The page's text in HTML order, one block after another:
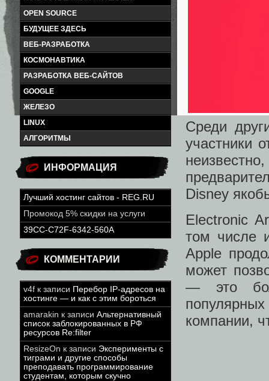
OPEN SOURCE
БУДУЩЕЕ ЗДЕСЬ
ВЕБ-РАЗРАБОТКА
КОСМОНАВТИКА
РАЗРАБОТКА ВЕБ-САЙТОВ
GOOGLE
ЖЕЛЕЗО
LINUX
АЛГОРИТМЫ
ИНФОРМАЦИЯ
Лучший хостинг сайтов - REG.RU
Промокод 5% скидки на услуги
39CC-C72F-6342-560A
КОММЕНТАРИИ
v4f к записи Перебор IP-адресов на
хостинге — и как с этим бороться
amarakin к записи Альтернативный
список заблокированных в РФ
ресурсов Re:filter
ResizeOn к записи Эксперименты с
тиграми и другие способы
преподавать программирование
студентам, которым скучно
Среди
участники
Disney
Electronic
том числе
Apple
может
— это
компании,